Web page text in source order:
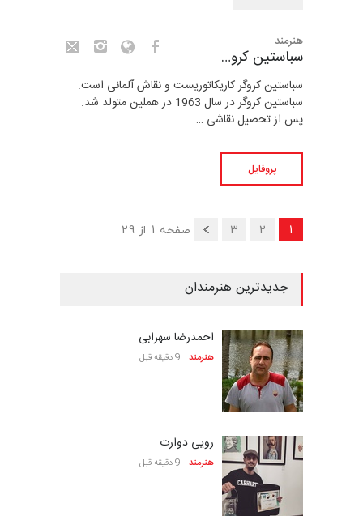
هنرمند
سباستین کرو…
سباستین کروگر کاریکاتوریست و نقاش آلمانی است.
سباستین کروگر در سال 1963 در هملین متولد شد.
پس از تحصیل نقاشی …
پروفایل
1
2
3 صفحه 1 از 29
جدیدترین هنرمندان
احمدرضا سهرابی
هنرمند 9 دقیقه قبل
رویی دوارت
هنرمند 9 دقیقه قبل